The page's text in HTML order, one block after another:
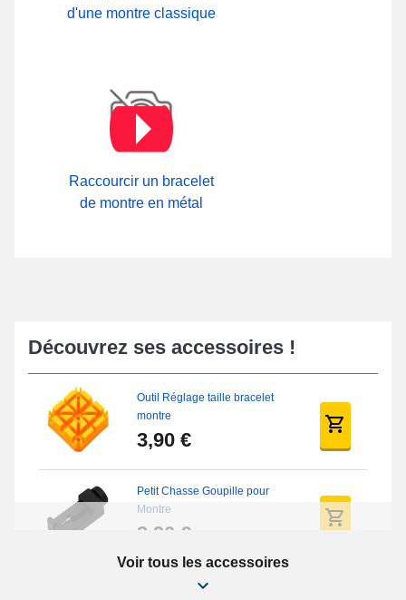
d'une montre classique
Raccourcir un bracelet
de montre en métal
Découvrez ses accessoires !
Outil Réglage taille bracelet
montre
3,90 €
Petit Chasse Goupille pour
Montre
3,90 €
Chasses Goupille Long Montre
Voir tous les accessoires